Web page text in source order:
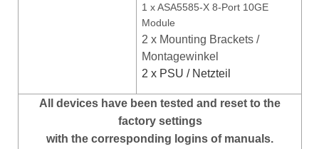
1 x ASA5585-X 8-Port 10GE
Module
2 x Mounting Brackets /
Montagewinkel
2 x PSU / Netzteil
All devices have been tested and reset to the
factory settings
with the corresponding logins of manuals.